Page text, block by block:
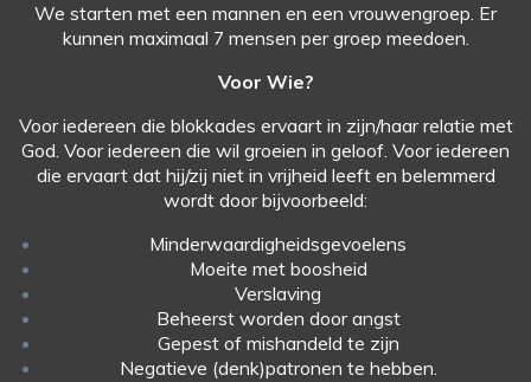
We starten met een mannen en een vrouwengroep. Er
kunnen maximaal 7 mensen per groep meedoen.
Voor Wie?
Voor iedereen die blokkades ervaart in zijn/haar relatie met
God. Voor iedereen die wil groeien in geloof. Voor iedereen
die ervaart dat hij/zij niet in vrijheid leeft en belemmerd
wordt door bijvoorbeeld:
Minderwaardigheidsgevoelens
Moeite met boosheid
Verslaving
Beheerst worden door angst
Gepest of mishandeld te zijn
Negatieve (denk)patronen te hebben.